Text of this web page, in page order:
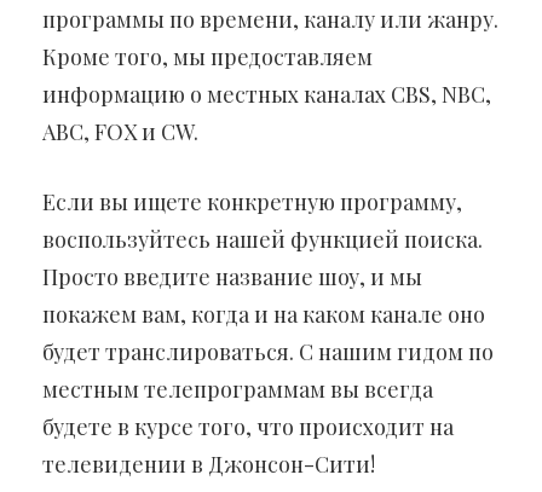
программы по времени, каналу или жанру.
Кроме того, мы предоставляем
информацию о местных каналах CBS, NBC,
ABC, FOX и CW.
Если вы ищете конкретную программу,
воспользуйтесь нашей функцией поиска.
Просто введите название шоу, и мы
покажем вам, когда и на каком канале оно
будет транслироваться. С нашим гидом по
местным телепрограммам вы всегда
будете в курсе того, что происходит на
телевидении в Джонсон-Сити!